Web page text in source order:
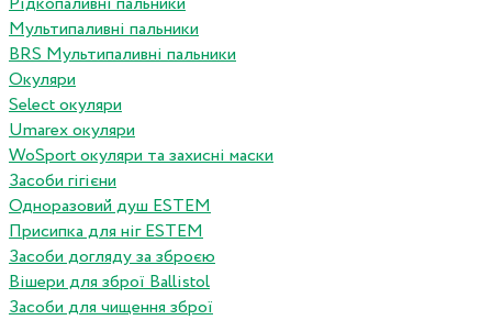
Мультипаливні пальники
BRS Мультипаливні пальники
Окуляри
Select окуляри
Umarex окуляри
WoSport окуляри та захисні маски
Засоби гігієни
Одноразовий душ ESTEM
Присипка для ніг ESTEM
Засоби догляду за зброєю
Вішери для зброї Ballistol
Засоби для чищення зброї